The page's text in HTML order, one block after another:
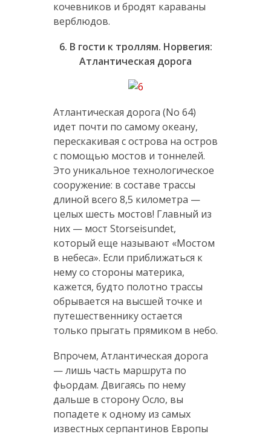
кочевников и бродят караваны
верблюдов.
6. В гости к троллям. Норвегия:
Атлантическая дорога
Атлантическая дорога (No 64)
идет почти по самому океану,
перескакивая с острова на остров
с помощью мостов и тоннелей.
Это уникальное технологическое
сооружение: в составе трассы
длиной всего 8,5 километра —
целых шесть мостов! Главный из
них — мост Storseisundet,
который еще называют «Мостом
в небеса». Если приближаться к
нему со стороны материка,
кажется, будто полотно трассы
обрывается на высшей точке и
путешественнику остается
только прыгать прямиком в небо.
Впрочем, Атлантическая дорога
— лишь часть маршрута по
фьордам. Двигаясь по нему
дальше в сторону Осло, вы
попадете к одному из самых
известных серпантинов Европы